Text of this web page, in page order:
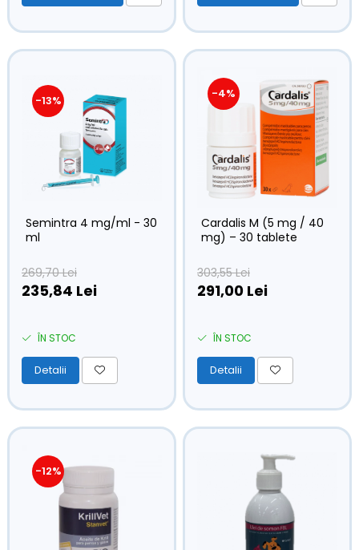
-13%
Semintra 4 mg/ml - 30
ml
269,70 Lei
235,84 Lei
ÎN STOC
Detalii
-4%
Cardalis M (5 mg / 40
mg) – 30 tablete
303,55 Lei
291,00 Lei
ÎN STOC
Detalii
-12%